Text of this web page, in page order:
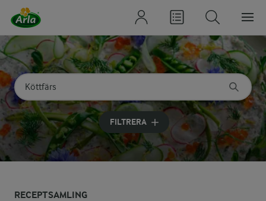
Sök på kategori eller ingrediens
Skriv in sökord för att få förslag
FILTRERA
RECEPTSAMLING